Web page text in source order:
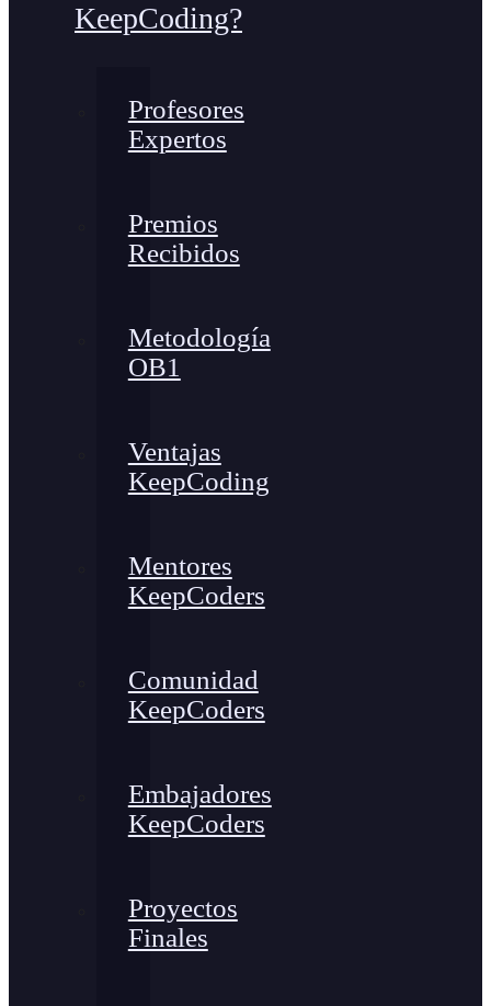
KeepCoding?
Profesores
Expertos
Premios
Recibidos
Metodología
OB1
Ventajas
KeepCoding
Mentores
KeepCoders
Comunidad
KeepCoders
Embajadores
KeepCoders
Proyectos
Finales